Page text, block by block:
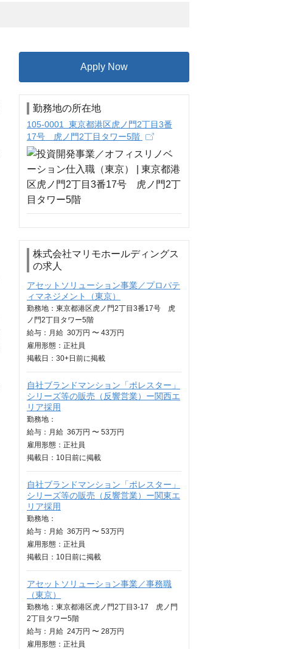
Apply Now
勤務地の所在地
105-0001 東京都港区虎ノ門2丁目3番
17号 虎ノ門2丁目タワー5階
株式会社マリモホールディングス
の求人
アセットソリューション事業／プロパテ
ィマネジメント（東京）
勤務地：東京都港区虎ノ門2丁目3番17号 虎
ノ門2丁目タワー5階
給与： 月給 30万円 〜 43万円
雇用形態：正社員
掲載日： 30+日 前に掲載
自社ブランドマンション「ポレスター」
シリーズ等の販売（反響営業）ー関西エ
リア採用
勤務地：
給与： 月給 36万円 〜 53万円
雇用形態：正社員
掲載日： 10日 前に掲載
自社ブランドマンション「ポレスター」
シリーズ等の販売（反響営業）ー関東エ
リア採用
勤務地：
給与： 月給 36万円 〜 53万円
雇用形態：正社員
掲載日： 10日 前に掲載
アセットソリューション事業／事務職
（東京）
勤務地：東京都港区虎ノ門2丁目3-17 虎ノ門
2丁目タワー5階
給与： 月給 24万円 〜 28万円
雇用形態：正社員